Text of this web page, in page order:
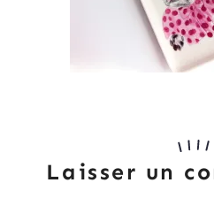
Laisser un